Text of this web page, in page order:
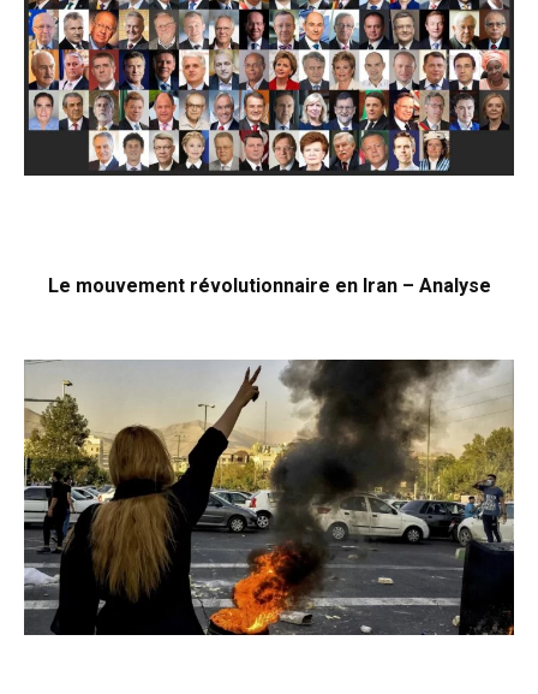
Le mouvement révolutionnaire en Iran – Analyse